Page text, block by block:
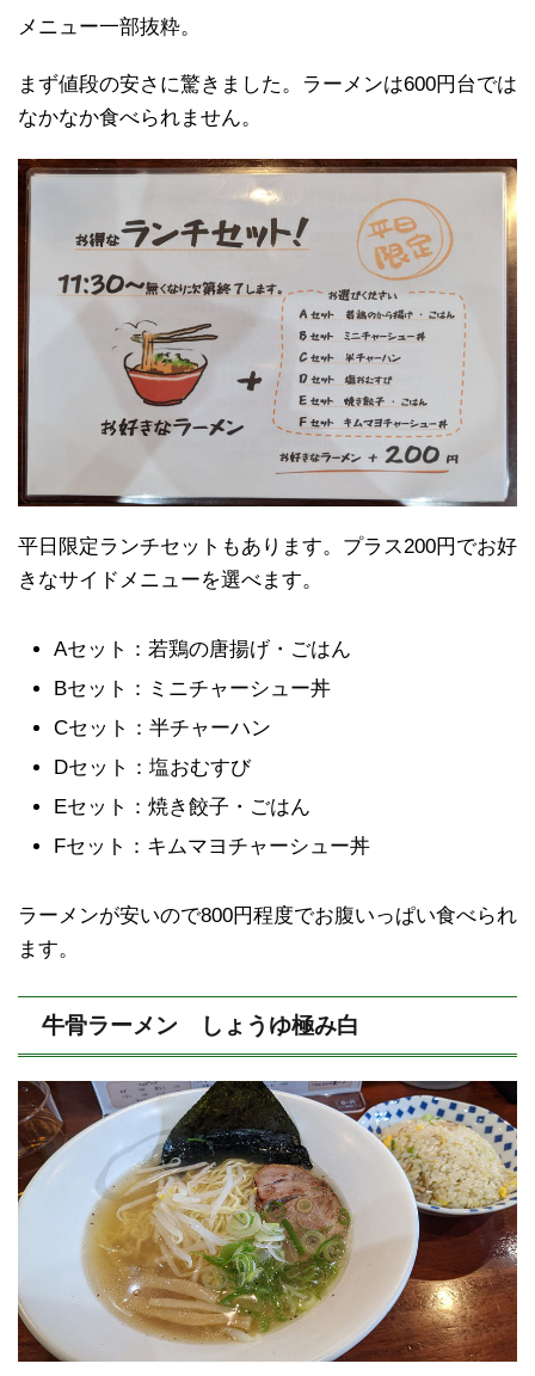
メニュー一部抜粋。
まず値段の安さに驚きました。ラーメンは600円台では
なかなか食べられません。
平日限定ランチセットもあります。プラス200円でお好
きなサイドメニューを選べます。
Aセット：若鶏の唐揚げ・ごはん
Bセット：ミニチャーシュー丼
Cセット：半チャーハン
Dセット：塩おむすび
Eセット：焼き餃子・ごはん
Fセット：キムマヨチャーシュー丼
ラーメンが安いので800円程度でお腹いっぱい食べられ
ます。
牛骨ラーメン しょうゆ極み白